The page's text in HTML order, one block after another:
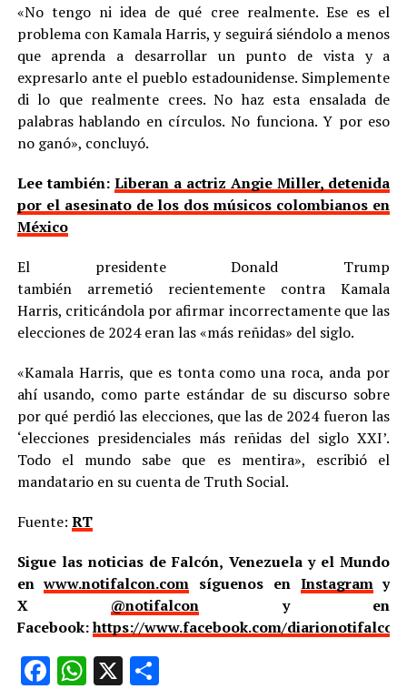
«No tengo ni idea de qué cree realmente. Ese es el
problema con Kamala Harris, y seguirá siéndolo a menos
que aprenda a desarrollar un punto de vista y a
expresarlo ante el pueblo estadounidense. Simplemente
di lo que realmente crees. No haz esta ensalada de
palabras hablando en círculos. No funciona. Y por eso
no ganó», concluyó.
Lee también: Liberan a actriz Angie Miller, detenida
por el asesinato de los dos músicos colombianos en
México
El presidente Donald Trump
también arremetió recientemente contra Kamala
Harris, criticándola por afirmar incorrectamente que las
elecciones de 2024 eran las «más reñidas» del siglo.
«Kamala Harris, que es tonta como una roca, anda por
ahí usando, como parte estándar de su discurso sobre
por qué perdió las elecciones, que las de 2024 fueron las
‘elecciones presidenciales más reñidas del siglo XXI’.
Todo el mundo sabe que es mentira», escribió el
mandatario en su cuenta de Truth Social.
Fuente: RT
Sigue las noticias de Falcón, Venezuela y el Mundo
enwww.notifalcon.com síguenos en Instagramy
X @notifalcon y en
Facebook:https://www.facebook.com/
Facebook
WhatsApp
X Compartir